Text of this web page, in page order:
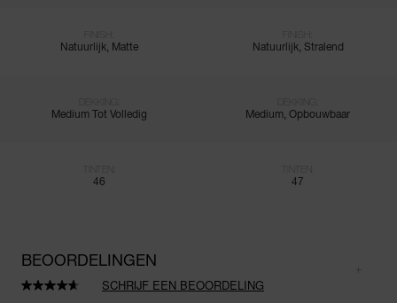
Natuurlijk, Matte
Medium Tot Volledig
46
Natuurlijk, Stralend
Medium, Opbouwbaar
47
BEOORDELINGEN
Lees
SCHRIJF EEN BEOORDELING